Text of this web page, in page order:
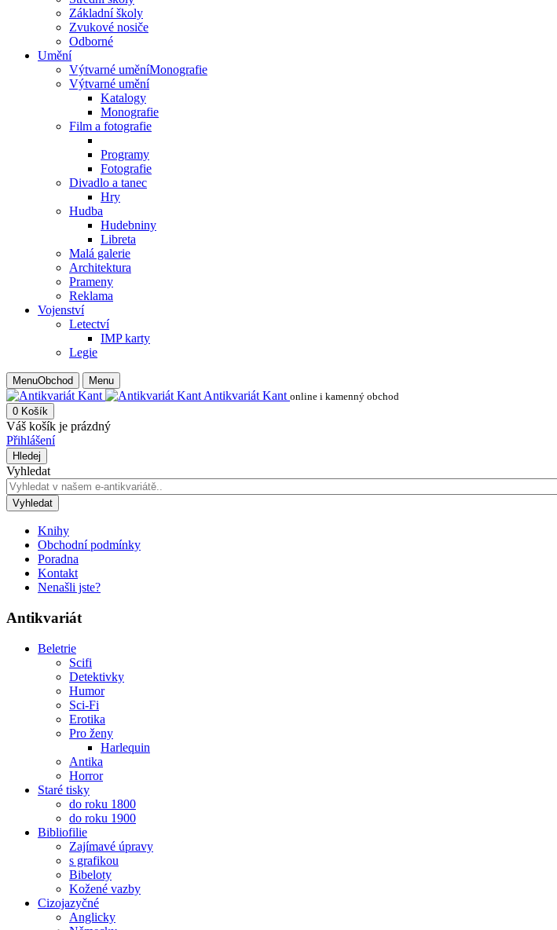
Základní školy
Zvukové nosiče
Odborné
Umění
Výtvarné uměníMonografie
Výtvarné umění
Katalogy
Monografie
Film a fotografie
Programy
Fotografie
Divadlo a tanec
Hry
Hudba
Hudebniny
Libreta
Malá galerie
Architektura
Prameny
Reklama
Vojenství
Letectví
IMP karty
Legie
MenuObchod Menu
Antikvariát Kant online i kamenný obchod
0 Košík
Váš košík je prázdný
Přihlášení
Hledej
Vyhledat
Vyhledat
Knihy
Obchodní podmínky
Poradna
Kontakt
Nenašli jste?
Antikvariát
Beletrie
Scifi
Detektivky
Humor
Sci-Fi
Erotika
Pro ženy
Harlequin
Antika
Horror
Staré tisky
do roku 1800
do roku 1900
Bibliofilie
Zajímavé úpravy
s grafikou
Bibeloty
Kožené vazby
Cizojazyčné
Anglicky